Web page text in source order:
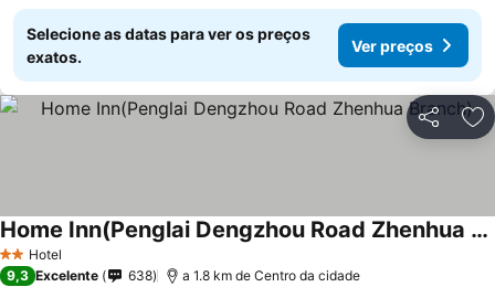
Selecione as datas para ver os preços
exatos.
Ver preços
Partilhar
2 Estrelas
Hotel
Home Inn(Penglai Dengzhou Road Zhenhua Branch)
9,3 Excelente 638 a 1.8 km de Centro da cidade